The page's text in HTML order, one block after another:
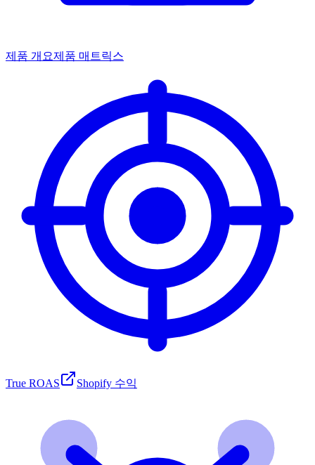
제품 개요제품 매트릭스
True ROAS Shopify 수익